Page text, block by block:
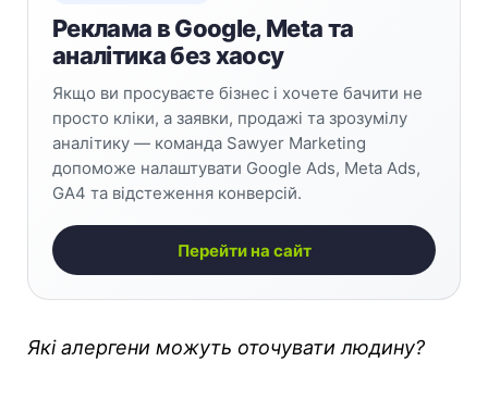
Реклама в Google, Meta та
аналітика без хаосу
Якщо ви просуваєте бізнес і хочете бачити не
просто кліки, а заявки, продажі та зрозумілу
аналітику — команда Sawyer Marketing
допоможе налаштувати Google Ads, Meta Ads,
GA4 та відстеження конверсій.
Перейти на сайт
Які алергени можуть оточувати людину?